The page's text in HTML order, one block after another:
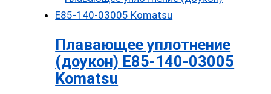
Плавающее уплотнение
(доукон) E85-140-03005
Komatsu